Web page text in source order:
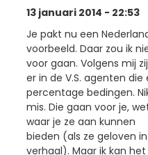
13 januari 2014 - 22:53
Je pakt nu een
voorbeeld. Daar zou ik
voor gaan. Volgens mij
er in de V.S. agenten die
percentage bedingen.
mis. Die gaan voor je,
waar je ze aan kunnen
bieden (als ze geloven
verhaal). Maar ik kan het